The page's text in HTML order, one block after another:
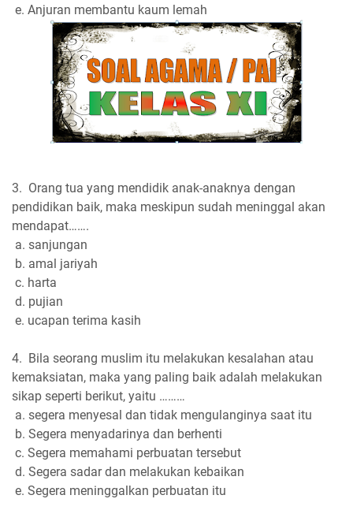
e. Anjuran membantu kaum lemah
3. Orang tua yang mendidik anak-anaknya dengan
pendidikan baik, maka meskipun sudah meninggal akan
mendapat…….
a. sanjungan
b. amal jariyah
c. harta
d. pujian
e. ucapan terima kasih
4. Bila seorang muslim itu melakukan kesalahan atau
kemaksiatan, maka yang paling baik adalah melakukan
sikap seperti berikut, yaitu ………
a. segera menyesal dan tidak mengulanginya saat itu
b. Segera menyadarinya dan berhenti
c. Segera memahami perbuatan tersebut
d. Segera sadar dan melakukan kebaikan
e. Segera meninggalkan perbuatan itu